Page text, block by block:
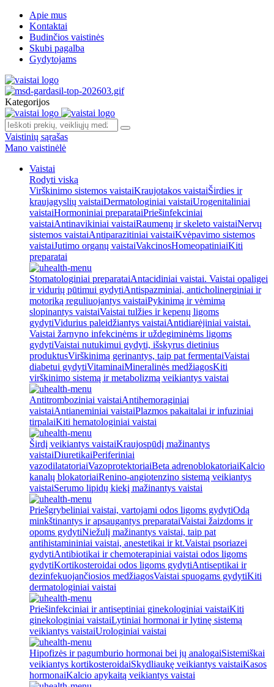
Apie mus
Kontaktai
Budinčios vaistinės
Skubi pagalba
Gydytojams
Kategorijos
Vaistinių sąrašas
Mano vaistinėlė
Vaistai
Rodyti viską
Virškinimo sistemos vaistaiKraujotakos vaistaiŠirdies ir
kraujagyslių vaistaiDermatologiniai vaistaiUrogenitaliniai
vaistaiHormoniniai preparataiPriešinfekciniai
vaistaiAntinavikiniai vaistaiRaumenų ir skeleto vaistaiNervų
sistemos vaistaiAntiparazitiniai vaistaiKvėpavimo sistemos
vaistaiJutimo organų vaistaiVakcinosHomeopatiniaiKiti
preparatai
Stomatologiniai preparataiAntacidiniai vaistai. Vaistai opaligei
ir vidurių pūtimui gydytiAntispazminiai, anticholinerginiai ir
motoriką reguliuojantys vaistaiPykinimą ir vėmimą
slopinantys vaistaiVaistai tulžies ir kepenų ligoms
gydytiVidurius paleidžiantys vaistaiAntidiarėjiniai vaistai.
Vaistai žarnyno infekcinėms ir uždegiminėms ligoms
gydytiVaistai nutukimui gydyti, išskyrus dietinius
produktusVirškinimą gerinantys, taip pat fermentaiVaistai
diabetui gydytiVitaminaiMineralinės medžiagosKiti
virškinimo sistemą ir metabolizmą veikiantys vaistai
Antitromboziniai vaistaiAntihemoraginiai
vaistaiAntianeminiai vaistaiPlazmos pakaitalai ir infuziniai
tirpalaiKiti hematologiniai vaistai
Širdį veikiantys vaistaiKraujospūdį mažinantys
vaistaiDiuretikaiPeriferiniai
vazodilatatoriaiVazoprotektoriaiBeta adrenoblokatoriaiKalcio
kanalų blokatoriaiRenino-angiotenzino sistemą veikiantys
vaistaiSerumo lipidų kiekį mažinantys vaistai
Priešgrybeliniai vaistai, vartojami odos ligoms gydytiOdą
minkštinantys ir apsaugantys preparataiVaistai žaizdoms ir
opoms gydytiNiežulį mažinantys vaistai, taip pat
antihistamininiai vaistai, anestetikai ir kt.Vaistai psoriazei
gydytiAntibiotikai ir chemoterapiniai vaistai odos ligoms
gydytiKortikosteroidai odos ligoms gydytiAntiseptikai ir
dezinfekuojančiosios medžiagosVaistai spuogams gydytiKiti
dermatologiniai vaistai
Priešinfekciniai ir antiseptiniai ginekologiniai vaistaiKiti
ginekologiniai vaistaiLytiniai hormonai ir lytinę sistemą
veikiantys vaistaiUrologiniai vaistai
Hipofizės ir pagumburio hormonai bei jų analogaiSistemiškai
veikiantys kortikosteroidaiSkydliaukę veikiantys vaistaiKasos
hormonaiKalcio apykaitą veikiantys vaistai